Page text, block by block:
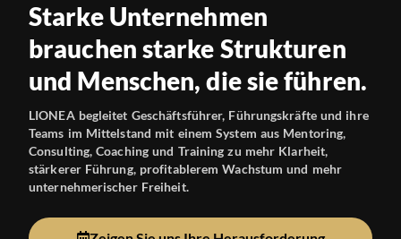
Starke Unternehmen
brauchen starke Strukturen
und Menschen, die sie führen.
LIONEA begleitet Geschäftsführer, Führungskräfte und ihre
Teams im Mittelstand mit einem System aus Mentoring,
Consulting, Coaching und Training zu mehr Klarheit,
stärkerer Führung, profitablerem Wachstum und mehr
unternehmerischer Freiheit.